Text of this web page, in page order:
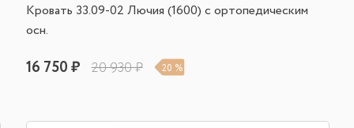
Кровать 33.09-02 Лючия (1600) с ортопедическим
осн.
16 750 ₽ 20 930 ₽ 20 %